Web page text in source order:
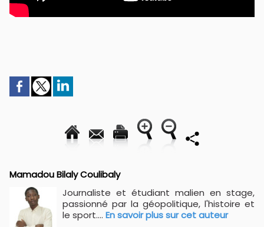
Mamadou Bilaly Coulibaly
Journaliste et étudiant malien en stage,
passionné par la géopolitique, l'histoire et
le sport.... En savoir plus sur cet auteur